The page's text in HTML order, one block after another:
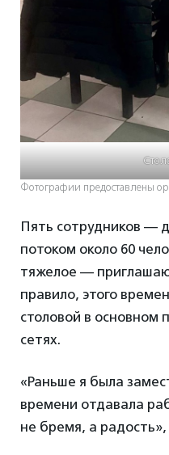
Фотографии предоставлены
Пять сотрудников —
потоком около 60
тяжелое —
правило, этого
столовой в основном
сетях.
«Раньше я была
времени отдавала
не бремя, а